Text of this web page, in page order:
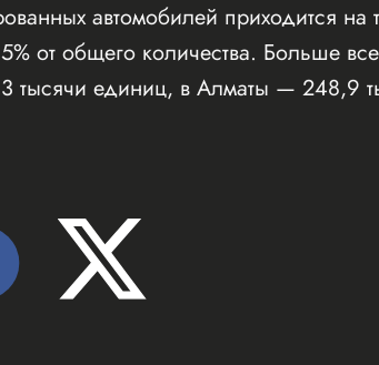
автомобилей приходится на
от общего количества. Больше
тысячи единиц, в Алматы — 248,9